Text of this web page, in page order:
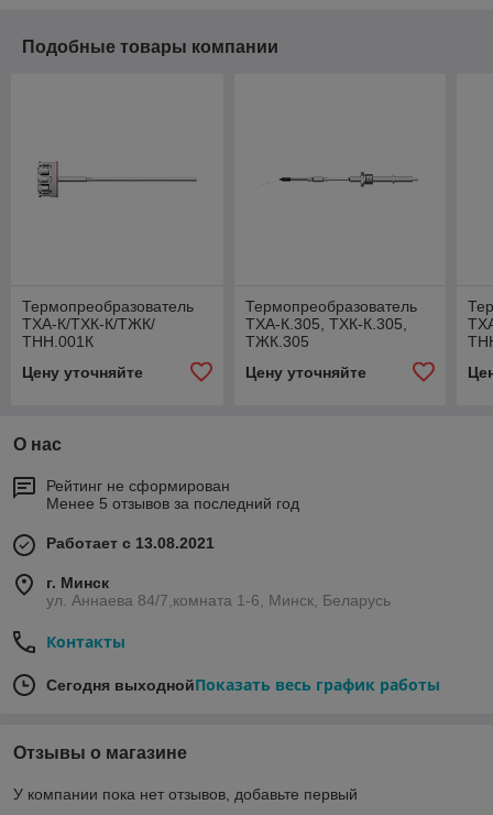
Подобные товары компании
Термопреобразователь
ТХА-К/ТХК-К/ТЖК/
ТНН.001К
Цену уточняйте
Термопреобразователь
ТХА-К.305, ТХК-К.305,
ТЖК.305
Цену уточняйте
О нас
Рейтинг не сформирован
Менее 5 отзывов за последний год
Работает с 13.08.2021
г. Минск
ул. Аннаева 84/7,комната 1-6, Минск, Беларусь
Контакты
Сегодня выходнойПоказать весь график работы
Отзывы о магазине
У компании пока нет отзывов, добавьте первый